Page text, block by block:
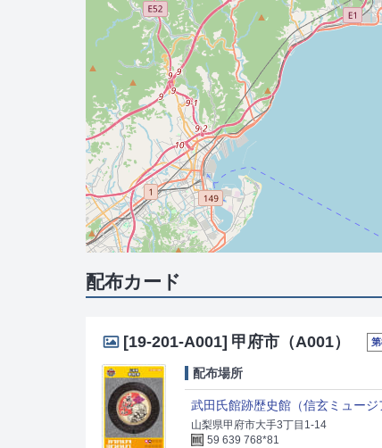
配布カード
[19-201-A001] 甲府市（A001）
配布場所
武田氏館跡歴史館（信玄ミュージ
山梨県甲府市大手3丁目1-14
59 639 768*81